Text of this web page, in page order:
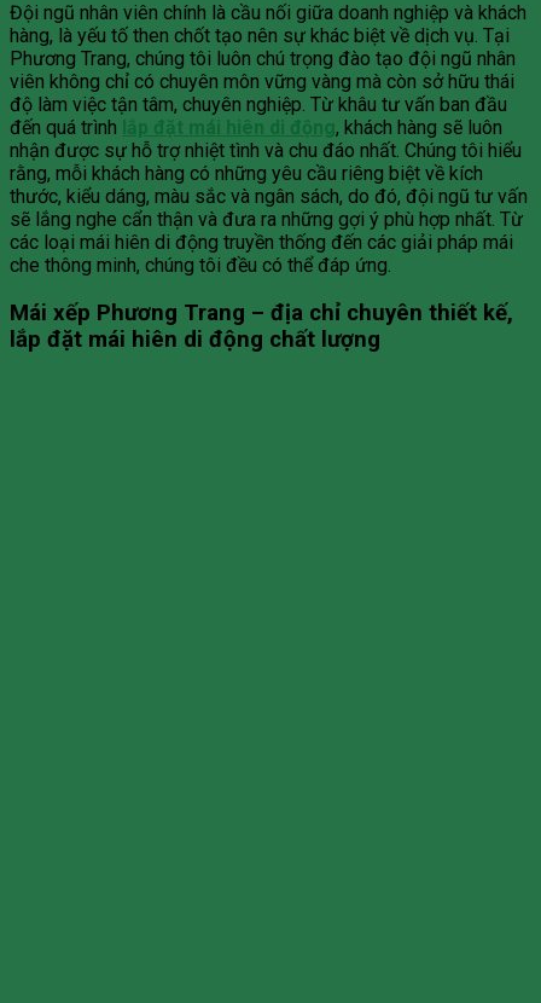
Đội ngũ nhân viên chính là cầu nối giữa doanh nghiệp và khách
hàng, là yếu tố then chốt tạo nên sự khác biệt về dịch vụ. Tại
Phương Trang, chúng tôi luôn chú trọng đào tạo đội ngũ nhân
viên không chỉ có chuyên môn vững vàng mà còn sở hữu thái
độ làm việc tận tâm, chuyên nghiệp. Từ khâu tư vấn ban đầu
đến quá trình lắp đặt mái hiên di động, khách hàng sẽ luôn
nhận được sự hỗ trợ nhiệt tình và chu đáo nhất. Chúng tôi hiểu
rằng, mỗi khách hàng có những yêu cầu riêng biệt về kích
thước, kiểu dáng, màu sắc và ngân sách, do đó, đội ngũ tư vấn
sẽ lắng nghe cẩn thận và đưa ra những gợi ý phù hợp nhất. Từ
các loại mái hiên di động truyền thống đến các giải pháp mái
che thông minh, chúng tôi đều có thể đáp ứng.
Mái xếp Phương Trang – địa chỉ chuyên thiết kế,
lắp đặt mái hiên di động chất lượng